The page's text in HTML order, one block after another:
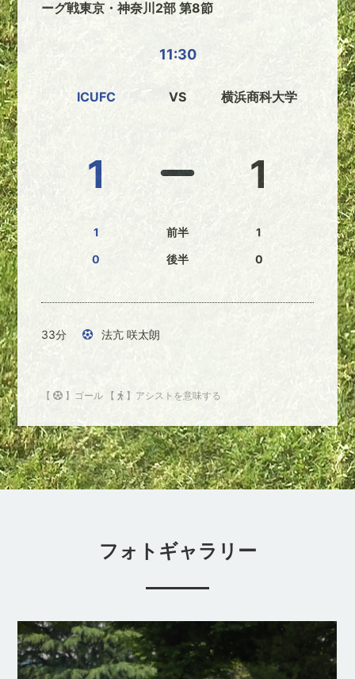
ーグ戦東京・神奈川2部 第8節
11:30
ICUFC
1
1
0
VS
前半
後半
横浜商科大学
1
1
0
33分 法亢 咲太朗
【 】ゴール 【 】アシストを意味する
フォトギャラリー